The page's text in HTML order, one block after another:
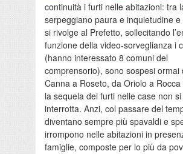
continuità i furti nelle abitazioni: tra
serpeggiano paura e inquietudine e
si rivolge al Prefetto, sollecitando
funzione della video-sorveglianza i
(hanno interessato 8 comuni del
comprensorio), sono sospesi ormai
Canna a Roseto, da Oriolo a
la sequela dei furti nelle case non
interrotta. Anzi, col passare del
diventano sempre più spavaldi e
irrompono nelle abitazioni in
famiglie, composte per lo più da